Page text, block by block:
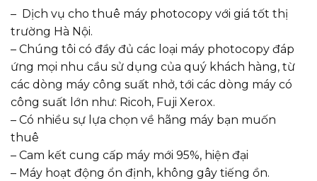
– Dịch vụ cho thuê máy photocopy với giá tốt thị
trường Hà Nội.
– Chúng tôi có đầy đủ các loại máy photocopy đáp
ứng mọi nhu cầu sử dụng của quý khách hàng, từ
các dòng máy công suất nhở, tới các dòng máy có
công suất lớn như: Ricoh, Fuji Xerox.
– Có nhiều sự lựa chọn về hãng máy bạn muốn
thuê
– Cam kết cung cấp máy mới 95%, hiện đại
– Máy hoạt động ổn định, không gây tiếng ồn.